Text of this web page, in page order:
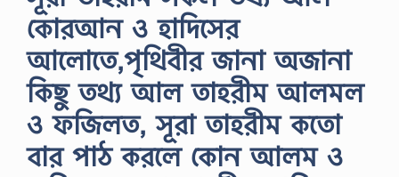
কোরআন ও হাদিসের
আলোতে,পৃথিবীর জানা অজানা
কিছু তথ্য আল তাহরীম আলমল
ও ফজিলত, সূরা তাহরীম কতো
বার পাঠ করলে কোন আলম ও